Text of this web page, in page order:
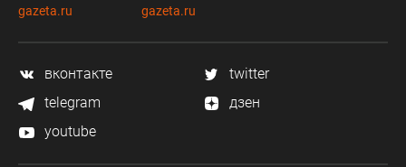
gazeta.ru
gazeta.ru
вконтакте
twitter
telegram
дзен
youtube